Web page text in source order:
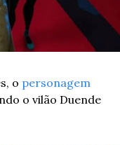
o personagem
o vilão Duende